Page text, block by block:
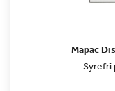
Mapac
Syrefri